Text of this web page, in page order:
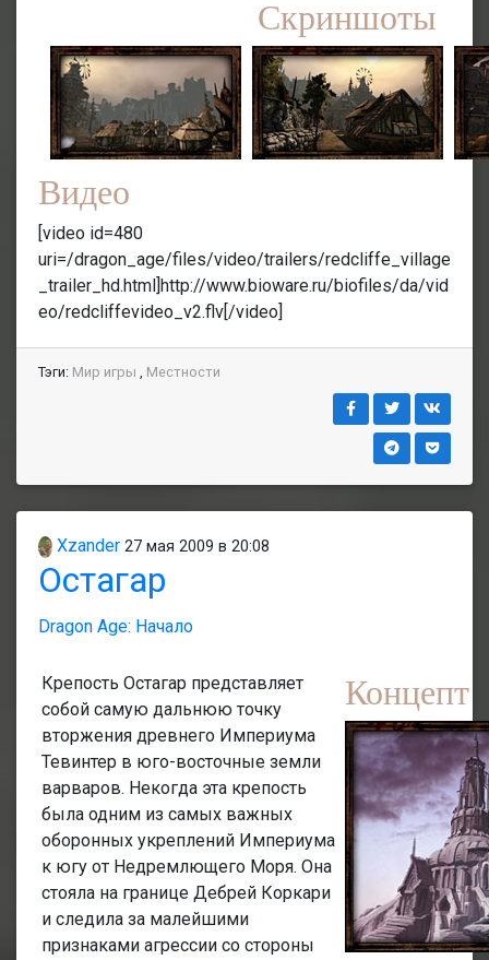
Скриншоты
Видео
[video id=480
uri=/dragon_age/files/video/trailers/redcliffe_village
_trailer_hd.html]http://www.bioware.ru/biofiles/da/vid
eo/redcliffevideo_v2.flv[/video]
Тэги: Мир игры , Местности
Xzander 27 мая 2009 в 20:08
Остагар
Dragon Age: Начало
Крепость Остагар представляет
собой самую дальнюю точку
вторжения древнего Империума
Тевинтер в юго-восточные земли
варваров. Некогда эта крепость
была одним из самых важных
оборонных укреплений Империума
к югу от Недремлющего Моря. Она
стояла на границе Дебрей Коркари
и следила за малейшими
признаками агрессии со стороны
Концепт